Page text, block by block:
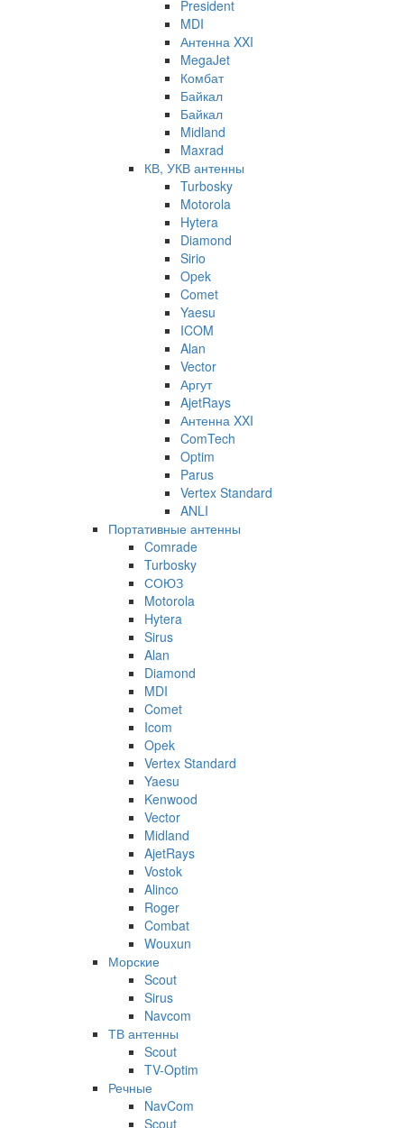
President
MDI
Антенна XXI
MegaJet
Комбат
Байкал
Байкал
Midland
Maxrad
КВ, УКВ антенны
Turbosky
Motorola
Hytera
Diamond
Sirio
Opek
Comet
Yaesu
ICOM
Alan
Vector
Аргут
AjetRays
Антенна XXI
ComTech
Optim
Parus
Vertex Standard
ANLI
Портативные антенны
Comrade
Turbosky
СОЮЗ
Motorola
Hytera
Sirus
Alan
Diamond
MDI
Comet
Icom
Opek
Vertex Standard
Yaesu
Kenwood
Vector
Midland
AjetRays
Vostok
Alinco
Roger
Combat
Wouxun
Морские
Scout
Sirus
Navcom
ТВ антенны
Scout
TV-Optim
Речные
NavCom
Scout